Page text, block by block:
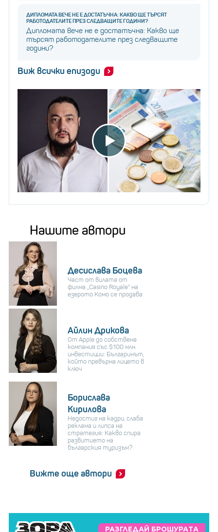
ДИПЛОМАТА ВЕЧЕ НЕ Е ДОСТАТЪЧНА: КАКВО ЩЕ ТЪРСЯТ
РАБОТОДАТЕЛИТЕ ПРЕЗ СЛЕДВАЩИТЕ ГОДИНИ?
Дипломата вече не е достатъчна: Какво ще
търсят работодателите през следващите
години?
Виж всички епизоди
Нашите автори
Десислава Боцева
Част от вилата от
филма „Casino Royale“ на
езерото Комо се продава
Айлин Дрикова
От Apple до собствена
компания със $100 млн.
инвестиции: Българинът,
който превърна лицето в
ключ
Борислава
Кирилова
Недостиг на кадри, слаба
реклама и липса на
стратегия: Какво спира
развитието на
българския туризъм?
Вижте още автори
РАЗГЛЕДАЙ БРОШУРАТА